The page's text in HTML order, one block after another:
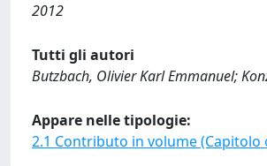
2012
Tutti gli autori
Butzbach, Olivier Karl Emmanuel;
Appare nelle tipologie:
2.1 Contributo in volume (Capitolo